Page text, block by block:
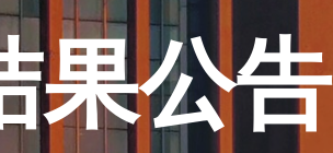
果公告